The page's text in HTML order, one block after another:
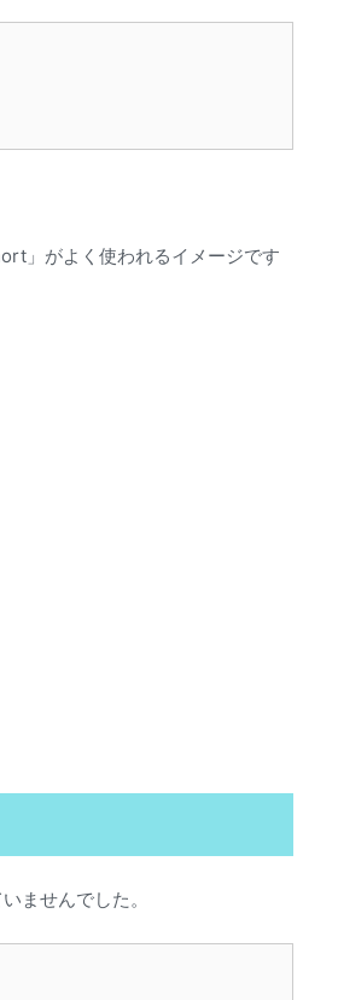
」がよく使われるイメージです
ませんでした。